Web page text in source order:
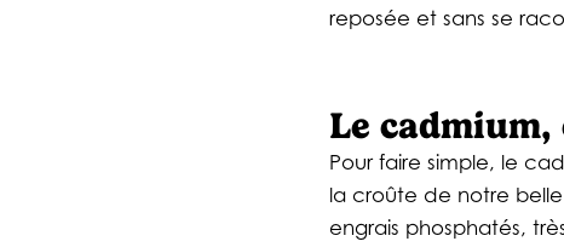
reposée et sans se
Le cadmium,
Pour faire simple, le
la croûte de notre
engrais phosphatés,